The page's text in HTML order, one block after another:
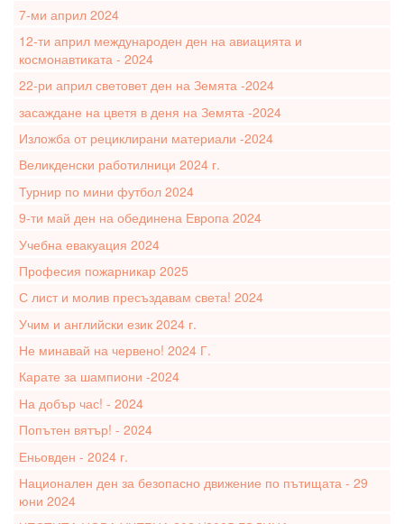
7-ми април 2024
12-ти април международен ден на авиацията и
космонавтиката - 2024
22-ри април световет ден на Земята -2024
засаждане на цветя в деня на Земята -2024
Изложба от рециклирани материали -2024
Великденски работилници 2024 г.
Турнир по мини футбол 2024
9-ти май ден на обединена Европа 2024
Учебна евакуация 2024
Професия пожарникар 2025
С лист и молив пресъздавам света! 2024
Учим и английски език 2024 г.
Не минавай на червено! 2024 Г.
Карате за шампиони -2024
На добър час! - 2024
Попътен вятър! - 2024
Еньовден - 2024 г.
Национален ден за безопасно движение по пътищата - 29
юни 2024